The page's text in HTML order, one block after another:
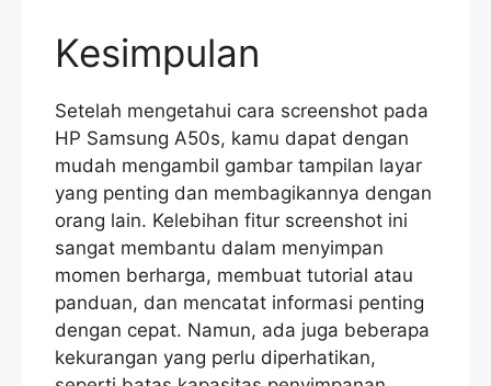
Kesimpulan
Setelah mengetahui cara screenshot pada
HP Samsung A50s, kamu dapat dengan
mudah mengambil gambar tampilan layar
yang penting dan membagikannya dengan
orang lain. Kelebihan fitur screenshot ini
sangat membantu dalam menyimpan
momen berharga, membuat tutorial atau
panduan, dan mencatat informasi penting
dengan cepat. Namun, ada juga beberapa
kekurangan yang perlu diperhatikan,